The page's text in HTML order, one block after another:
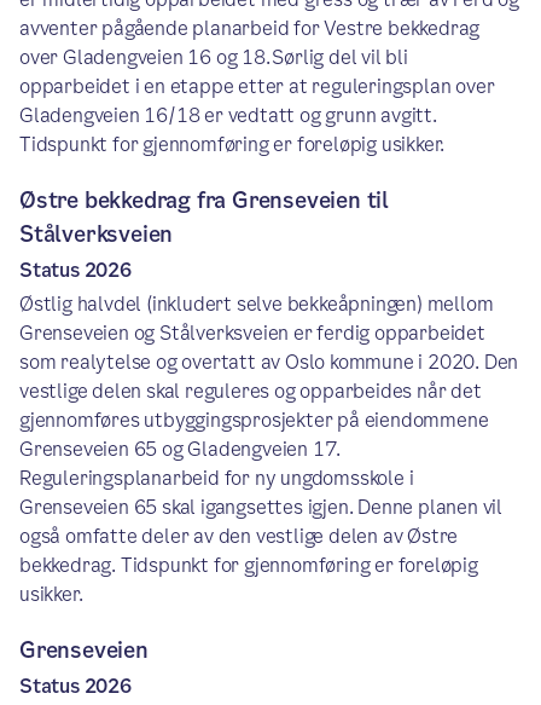
avventer pågående planarbeid for Vestre bekkedrag
over Gladengveien 16 og 18. Sørlig del vil bli
opparbeidet i en etappe etter at reguleringsplan over
Gladengveien 16/18 er vedtatt og grunn avgitt.
Tidspunkt for gjennomføring er foreløpig usikker.
Østre bekkedrag fra Grenseveien til
Stålverksveien
Status 2026
Østlig halvdel (inkludert selve bekkeåpningen) mellom
Grenseveien og Stålverksveien er ferdig opparbeidet
som realytelse og overtatt av Oslo kommune i 2020. Den
vestlige delen skal reguleres og opparbeides når det
gjennomføres utbyggingsprosjekter på eiendommene
Grenseveien 65 og Gladengveien 17.
Reguleringsplanarbeid for ny ungdomsskole i
Grenseveien 65 skal igangsettes igjen. Denne planen vil
også omfatte deler av den vestlige delen av Østre
bekkedrag. Tidspunkt for gjennomføring er foreløpig
usikker.
Grenseveien
Status 2026